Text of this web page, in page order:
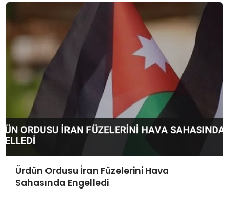
Ürdün Ordusu İran Füzelerini Hava
Sahasında Engelledi